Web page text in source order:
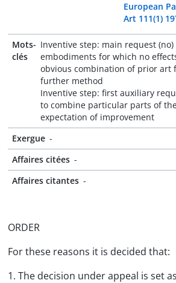
European
Art 111(1)
Mots-
clés
Inventive step: main request (no)
embodiments for which no
obvious combination of prior art
further method
Inventive step: first auxiliary
to combine particular parts of
expectation of improvement
Exergue -
Affaires citées -
Affaires citantes -
ORDER
For these reasons it is decided that:
1. The decision under appeal is set